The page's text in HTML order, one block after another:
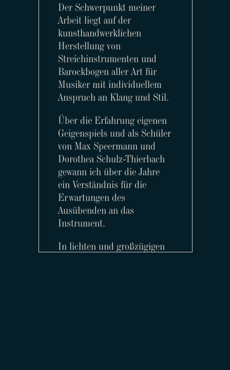
AngebotGalerie
Der Schwerpunkt meiner
Arbeit liegt auf der
kunsthandwerklichen
Herstellung von
Streichinstrumenten und
Barockbogen aller Art für
Musiker mit individuellem
Anspruch an Klang und Stil.
Über die Erfahrung eigenen
Geigenspiels und als Schüler
von Max Speermann und
Dorothea Schulz-Thierbach
gewann ich über die Jahre
ein Verständnis für die
Erwartungen des
Ausübenden an das
Instrument.
In lichten und großzügigen